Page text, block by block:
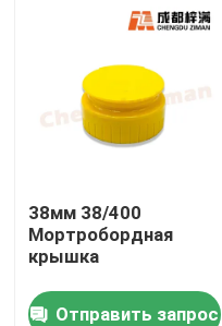
38мм 38/400
Мортробордная
крышка
Отправить запрос